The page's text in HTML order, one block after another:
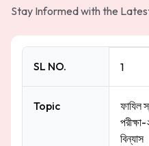
Stay Informed with the
SL NO. 1
Topic
ফাযিল
বিন্যাস